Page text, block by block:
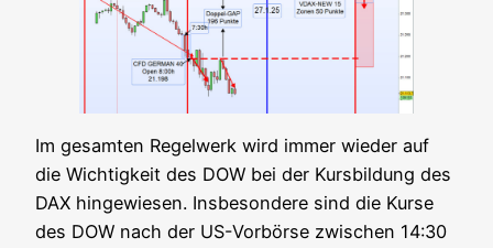
Im gesam­ten Regel­werk wird immer wie­der auf
die Wich­tig­keit des DOW bei der Kurs­bil­dung des
DAX hin­ge­wie­sen. Ins­be­son­de­re sind die Kur­se
des DOW nach der US-Vor­bör­se zwi­schen 14:30